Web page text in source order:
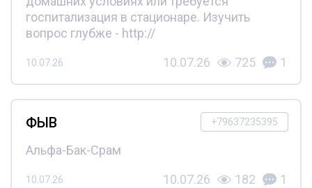
госпитализация в стационаре. Изучить
вопрос глубже - http://
10.07.26 10.07.26 725 1
+79637235395
ФЫВ
Альфа-Бак-Срам
10.07.26 10.07.26 182 1